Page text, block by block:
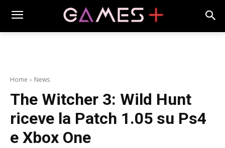
Home News
The Witcher 3: Wild Hunt
riceve la Patch 1.05 su Ps4
e Xbox One